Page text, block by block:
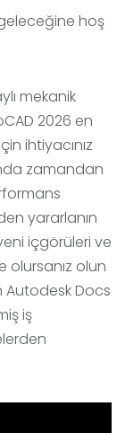
hoş
mekanik
2026 en
ihtiyacınız
zamandan
yararlanın
içgörüleri ve
olursanız olun
Autodesk Docs
iş